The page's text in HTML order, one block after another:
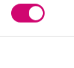
documente
istoricului